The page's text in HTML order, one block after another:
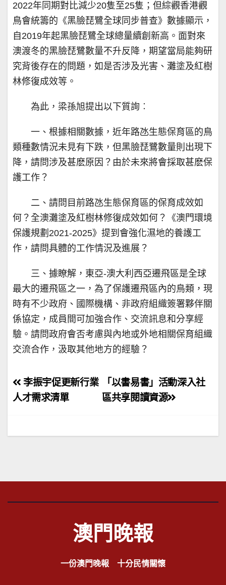
2022年同期對比減少20隻至25隻；但綜觀香港觀
鳥會統籌的《黑臉琵鷺全球同步普查》數據顯示，
自2019年起黑臉琵鷺全球總量續創新高。面對來
澳渡冬的黑臉琵鷺數量不升反降，期望當局能夠研
究背後存在的問題，如是否涉及光害、灘塗及紅樹
林修復成效等。
為此，梁孫旭提出以下質詢︰
一、根據相關數據，近年路氹生態保育區的鳥
類種數情況未見有下跌，但黑臉琵鷺數量則出現下
降，請問涉及甚麽原因？由於未來將會採取甚麽保
護工作？
二、請問目前路氹生態保育區的保育成效如
何？全澳灘塗及紅樹林修復成效如何？《澳門環境
保護規劃2021-2025》提到會強化濕地的養護工
作，請問具體的工作情況及進展？
三、據瞭解，東亞-澳大利西亞遷飛區是全球
最大的遷飛區之一，為了保護遷飛區內的鳥類，現
時有不少政府、國際機構、非政府組織簽署夥伴關
係協定，成員間可加強合作、交流訊息和分享經
驗。請問政府會否考慮與內地或外地相關保育組織
交流合作，汲取其他地方的經驗？
文
章
覽
「以書易書」活動深入社
區共享閱讀資源
李振宇促更新行業
人才需求清單
澳門晚報
一份澳門晚報 十分民情關懷